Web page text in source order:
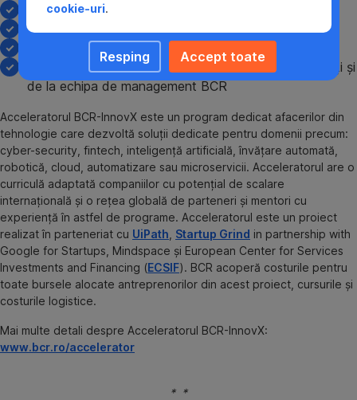
Workshop investiții
Workshop de branding
Curs redactare business plan
Program de mentorat de la antreprenori experimentați și
de la echipa de management BCR
Acceleratorul BCR-InnovX este un program dedicat afacerilor din
tehnologie care dezvoltă soluții dedicate pentru domenii precum:
cyber-security, fintech, inteligență artificială, învățare automată,
robotică, cloud, automatizare sau microservicii. Acceleratorul are o
curriculă adaptată companiilor cu potențial de scalare
internațională și o rețea globală de parteneri și mentori cu
experiență în astfel de programe. Acceleratorul este un proiect
realizat în parteneriat cu UiPath Startup Grind in partnership with
Google for Startups, Mindspace și European Center for Services
Investments and Financing (ECSIF). BCR acoperă costurile pentru
toate bursele alocate antreprenorilor din acest proiect, cursurile și
costurile logistice.
Mai multe detali despre Acceleratorul BCR-InnovX:
www.bcr.ro/accelerator
* *
cookie-uri.
Resping Accept toate